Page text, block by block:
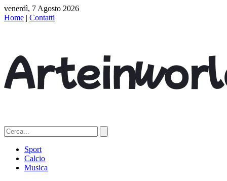
venerdì, 7 Agosto 2026
Home | Contatti
Sport
Calcio
Musica